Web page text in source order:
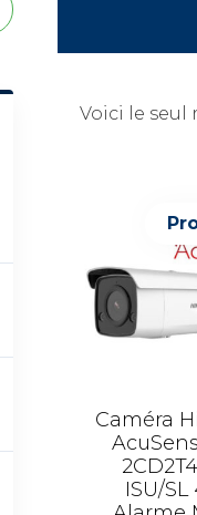
Voici le seul
Caméra
ISU/SL